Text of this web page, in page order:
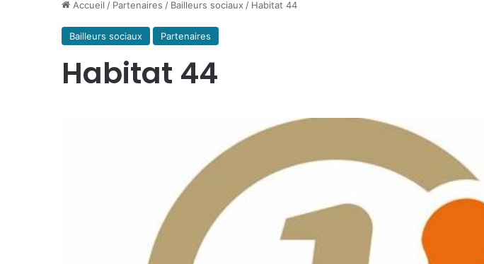
Accueil / Partenaires / Bailleurs sociaux / Habitat 44
Bailleurs sociaux Partenaires
Habitat 44